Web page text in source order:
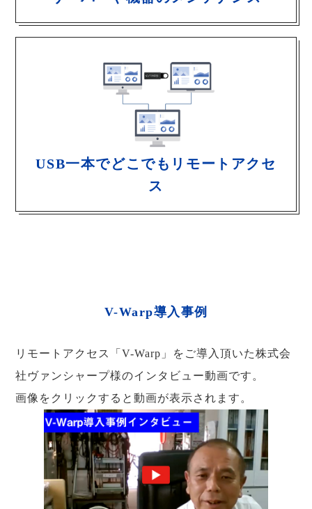
USB一本でどこでもリモートアクセ
ス
V-Warp導入事例
リモートアクセス「V-Warp」をご導入頂いた株式会
社ヴァンシャープ様のインタビュー動画です。
画像をクリックすると動画が表示されます。